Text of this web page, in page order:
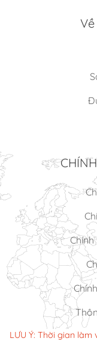
LƯU Ý: Thời gian làm